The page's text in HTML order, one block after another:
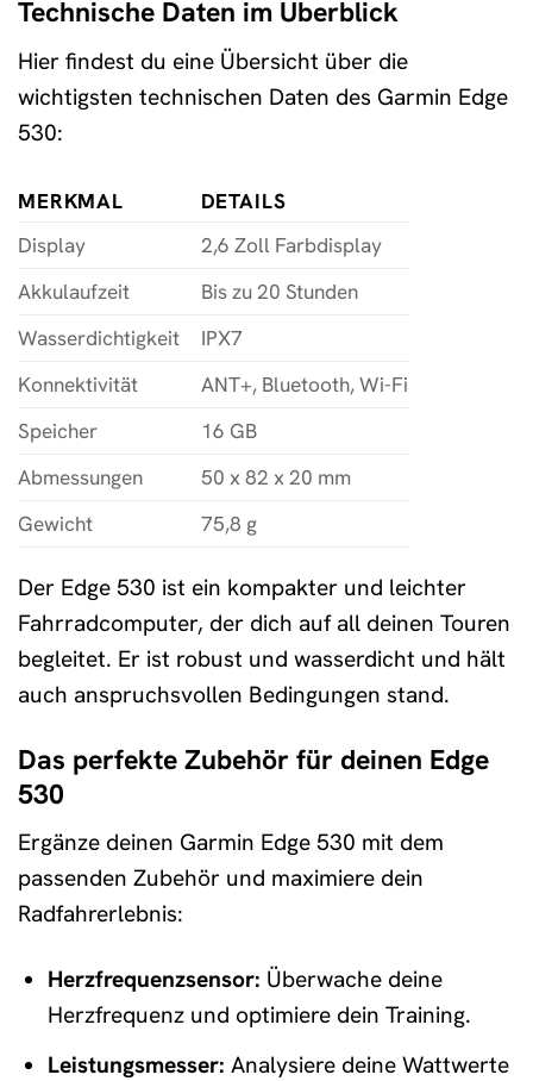
Technische Daten im Überblick
Hier findest du eine Übersicht über die
wichtigsten technischen Daten des Garmin Edge
530:
MERKMAL
DETAILS
Display
2,6 Zoll Farbdisplay
Akkulaufzeit
Bis zu 20 Stunden
Wasserdichtigkeit
IPX7
Konnektivität
ANT+, Bluetooth, Wi-Fi
Speicher
16 GB
Abmessungen
50 x 82 x 20 mm
Gewicht
75,8 g
Der Edge 530 ist ein kompakter und leichter
Fahrradcomputer, der dich auf all deinen Touren
begleitet. Er ist robust und wasserdicht und hält
auch anspruchsvollen Bedingungen stand.
Das perfekte Zubehör für deinen Edge
530
Ergänze deinen Garmin Edge 530 mit dem
passenden Zubehör und maximiere dein
Radfahrerlebnis:
Herzfrequenzsensor: Überwache deine
Herzfrequenz und optimiere dein Training.
Leistungsmesser: Analysiere deine Wattwerte